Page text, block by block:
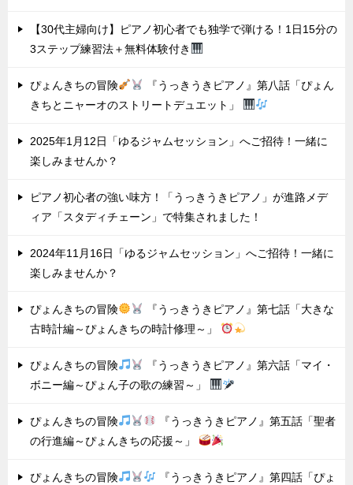
【30代主婦向け】ピアノ初心者でも独学で弾ける！1日15分の
3ステップ練習法＋無料体験付き
ぴょんきちの冒険
『うっきうきピアノ』第八話「ぴょん
きちとニャーオのストリートデュエット」
2025年1月12日「ゆるジャムセッション」へご招待！一緒に
楽しみませんか？
ピアノ初心者の強い味方！「うっきうきピアノ」が進路メデ
ィア「スタディチェーン」で特集されました！
2024年11月16日「ゆるジャムセッション」へご招待！一緒に
楽しみませんか？
ぴょんきちの冒険
『うっきうきピアノ』第七話「大きな
古時計編～ぴょんきちの時計修理～」
ぴょんきちの冒険
『うっきうきピアノ』第六話「マイ・
ボニー編～ぴょん子の歌の練習～」
ぴょんきちの冒険
『うっきうきピアノ』第五話「聖者
の行進編～ぴょんきちの応援～」
ぴょんきちの冒険
『うっきうきピアノ』第四話「ぴょ